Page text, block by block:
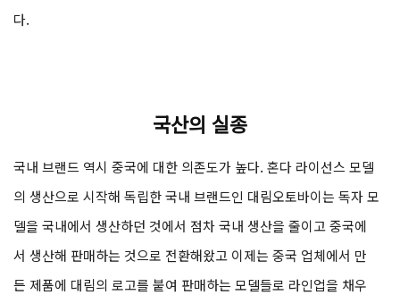
다.
국산의 실종
국내 브랜드 역시 중국에 대한 의존도가 높다. 혼다 라이선스 모델
의 생산으로 시작해 독립한 국내 브랜드인 대림오토바이는 독자 모
델을 국내에서 생산하던 것에서 점차 국내 생산을 줄이고 중국에
서 생산해 판매하는 것으로 전환해왔고 이제는 중국 업체에서 만
든 제품에 대림의 로고를 붙여 판매하는 모델들로 라인업을 채우